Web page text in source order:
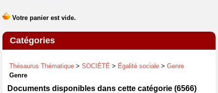
Catégories
Thésaurus Thématique > SOCIÉTÉ > Égalité sociale > Genre
Genre
Documents disponibles dans cette catégorie (6566)